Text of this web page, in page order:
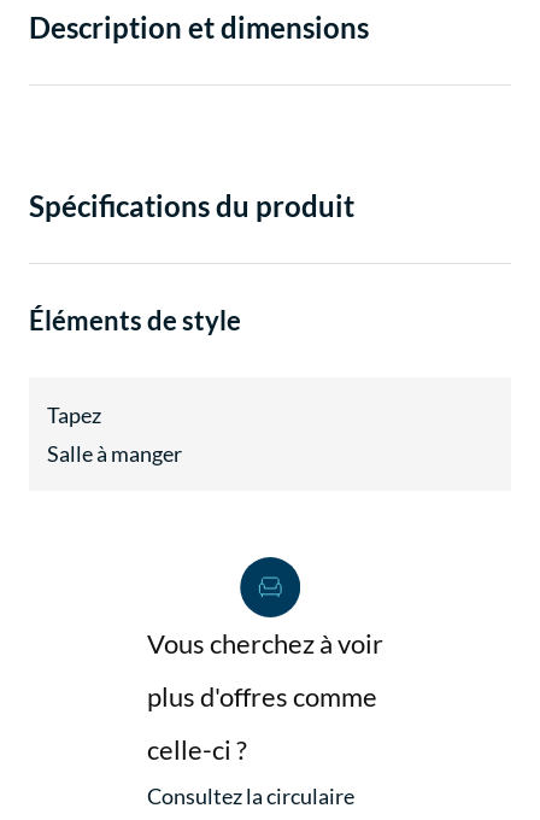
Description et dimensions
Spécifications du produit
Éléments de style
Tapez
Salle à manger
Vous cherchez à voir
plus d'offres comme
celle-ci ?
Consultez la circulaire